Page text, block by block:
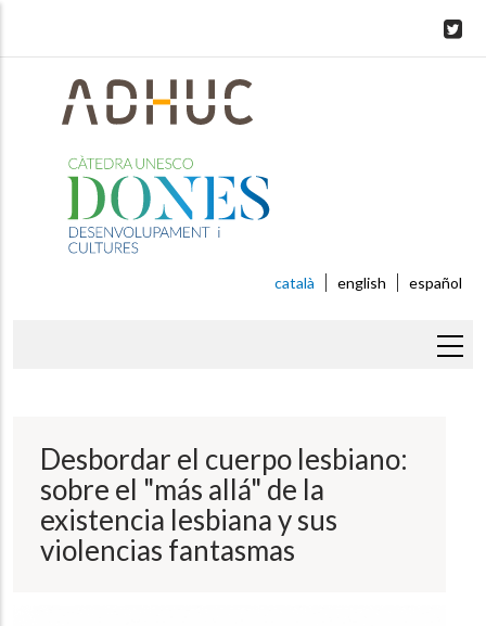
català english español
Desbordar el cuerpo lesbiano:
sobre el "más allá" de la
existencia lesbiana y sus
violencias fantasmas